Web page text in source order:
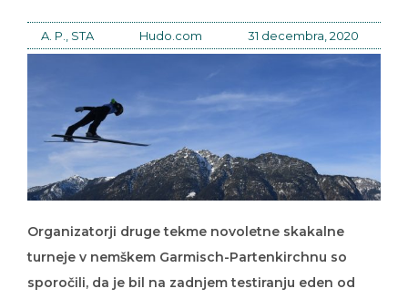
A. P., STA Hudo.com 31 decembra, 2020
Organizatorji druge tekme novoletne skakalne
turneje v nemškem Garmisch-Partenkirchnu so
sporočili, da je bil na zadnjem testiranju eden od